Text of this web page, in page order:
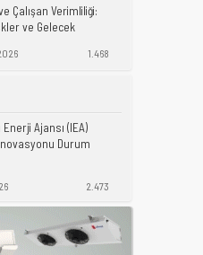
Çalışan Verimliliği:
ve Gelecek
1.468
Ajansı (IEA)
Durum
2.473